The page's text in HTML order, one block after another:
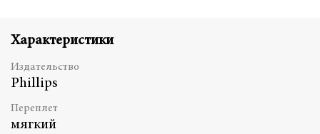
Характеристики
Издательство
Phillips
Переплет
мягкий